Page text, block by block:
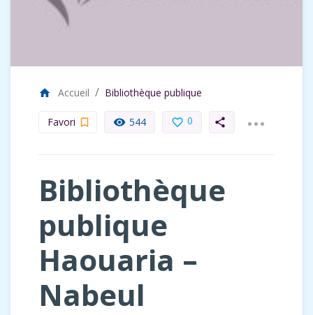
home Accueil Bibliothèque publique
Favori bookmark_border remove_red_eye 544 favorite_border 0 share ...
Bibliothèque
publique
Haouaria –
Nabeul